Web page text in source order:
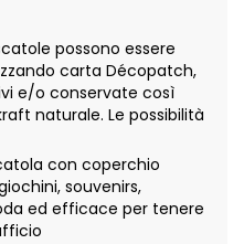
possono essere
carta Décopatch,
e/o conservate così
naturale. Le possibilità
con coperchio
souvenirs,
ed efficace per tenere